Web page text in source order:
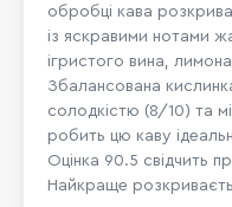
обробці кава
із яскравими нотами
ігристого вина,
Збалансована
солодкістю (8/10) та
робить цю каву
Оцінка 90.5 свідчить
Найкраще